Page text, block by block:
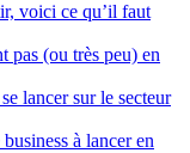
voici ce qu’il faut
pas (ou très peu) en
lancer sur le secteur
à lancer en